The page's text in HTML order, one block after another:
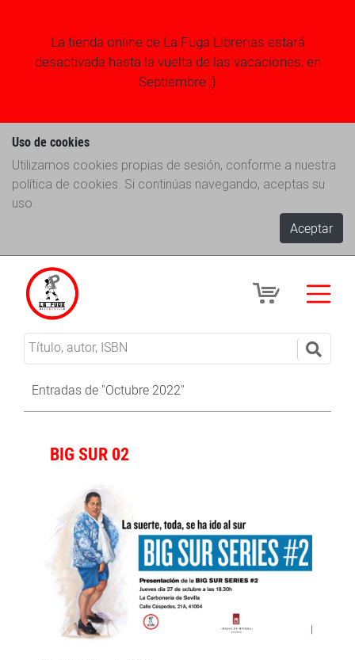
La tienda online de La Fuga Librerias estará
desactivada hasta la vuelta de las vacaciones, en
Septiembre ;)
Uso de cookies
Utilizamos cookies propias de sesión, conforme a nuestra
política de cookies. Si continúas navegando, aceptas su
uso.
Aceptar
Entradas de "Octubre 2022"
BIG SUR 02